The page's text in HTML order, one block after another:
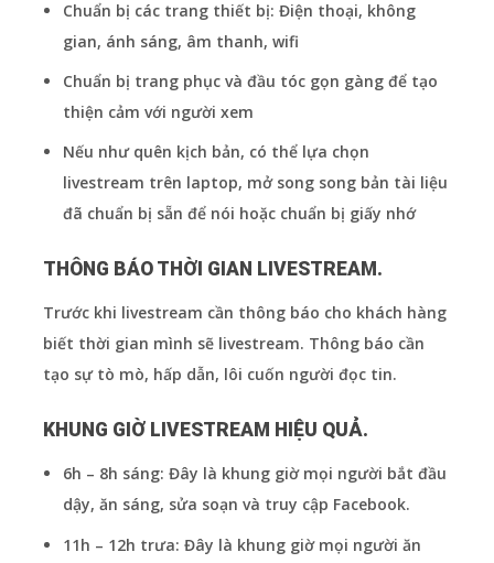
Chuẩn bị các trang thiết bị: Điện thoại, không
gian, ánh sáng, âm thanh, wifi
Chuẩn bị trang phục và đầu tóc gọn gàng để tạo
thiện cảm với người xem
Nếu như quên kịch bản, có thể lựa chọn
livestream trên laptop, mở song song bản tài liệu
đã chuẩn bị sẵn để nói hoặc chuẩn bị giấy nhớ
THÔNG BÁO THỜI GIAN LIVESTREAM.
Trước khi livestream cần thông báo cho khách hàng
biết thời gian mình sẽ livestream. Thông báo cần
tạo sự tò mò, hấp dẫn, lôi cuốn người đọc tin.
KHUNG GIỜ LIVESTREAM HIỆU QUẢ.
6h – 8h sáng: Đây là khung giờ mọi người bắt đầu
dậy, ăn sáng, sửa soạn và truy cập Facebook.
11h – 12h trưa: Đây là khung giờ mọi người ăn